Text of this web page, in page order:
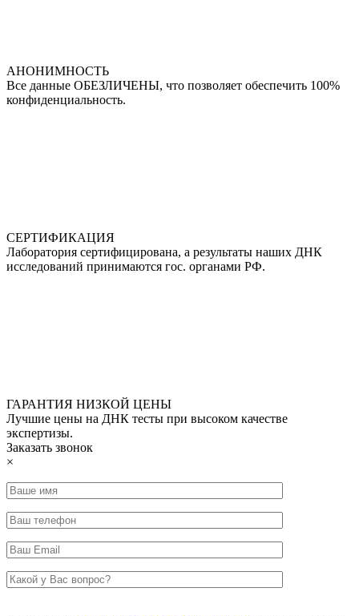
АНОНИМНОСТЬ
Все данные ОБЕЗЛИЧЕНЫ, что позволяет обеспечить 100%
конфиденциальность.
СЕРТИФИКАЦИЯ
Лаборатория сертифицирована, а результаты наших ДНК
исследований принимаются гос. органами РФ.
ГАРАНТИЯ НИЗКОЙ ЦЕНЫ
Лучшие цены на ДНК тесты при высоком качестве
экспертизы.
Заказать звонок
×